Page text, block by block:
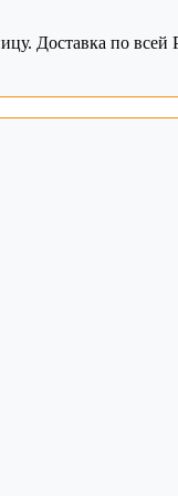
Доставка по всей